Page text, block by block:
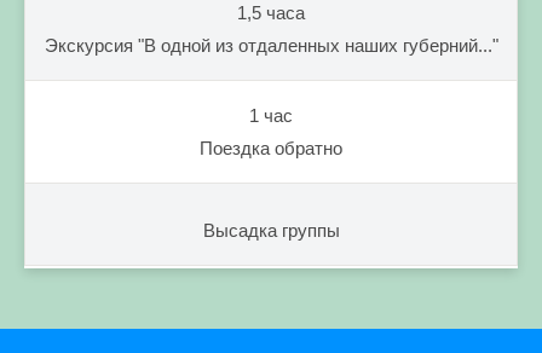
1,5 часа
Экскурсия "В одной из отдаленных наших губерний..."
1 час
Поездка обратно
Высадка группы